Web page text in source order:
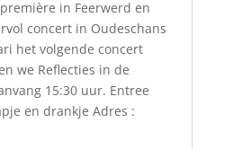
in Feerwerd en
concert in Oudeschans
het volgende concert
we Reflecties in de
15:30 uur. Entree
en drankje Adres :